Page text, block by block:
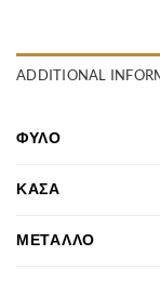
ADDITIONAL
ΦΎΛΟ
ΚΆΣΑ
ΜΈΤΑΛΛΟ